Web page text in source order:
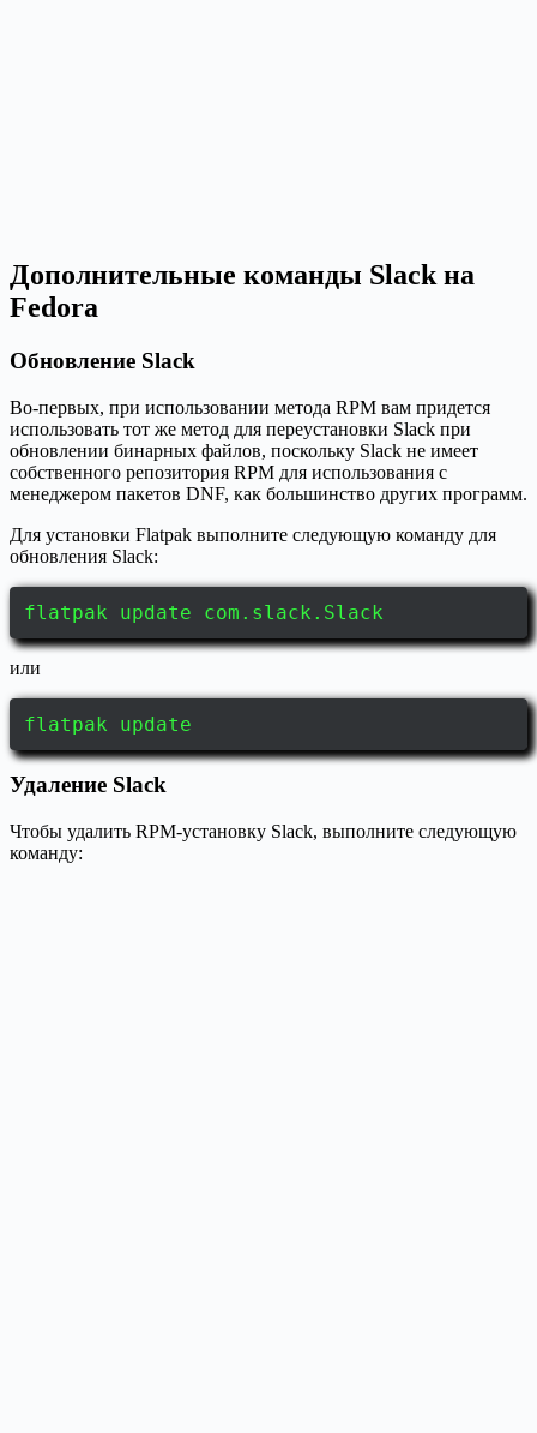
Дополнительные команды Slack на
Fedora
Обновление Slack
Во-первых, при использовании метода RPM вам придется
использовать тот же метод для переустановки Slack при
обновлении бинарных файлов, поскольку Slack не имеет
собственного репозитория RPM для использования с
менеджером пакетов DNF, как большинство других программ.
Для установки Flatpak выполните следующую команду для
обновления Slack:
flatpak update com.slack.Slack
или
flatpak update
Удаление Slack
Чтобы удалить RPM-установку Slack, выполните следующую
команду: